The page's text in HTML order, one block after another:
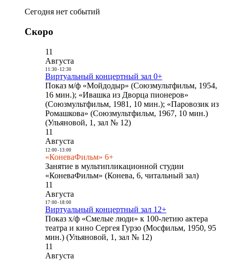
Сегодня нет событий
Скоро
11
Августа
11:30- 12:30
Виртуальный концертный зал 0+
Показ м/ф «Мойдодыр» (Союзмультфильм, 1954,
16 мин.); «Ивашка из Дворца пионеров»
(Союзмультфильм, 1981, 10 мин.); «Паровозик из
Ромашкова» (Союзмультфильм, 1967, 10 мин.)
(Ульяновой, 1, зал № 12)
11
Августа
12:00- 13:00
«КоневаФильм» 6+
Занятие в мультипликационной студии
«КоневаФильм» (Конева, 6, читальный зал)
11
Августа
17:00- 18:00
Виртуальный концертный зал 12+
Показ х/ф «Смелые люди» к 100-летию актера
театра и кино Сергея Гурзо (Мосфильм, 1950, 95
мин.) (Ульяновой, 1, зал № 12)
11
Августа